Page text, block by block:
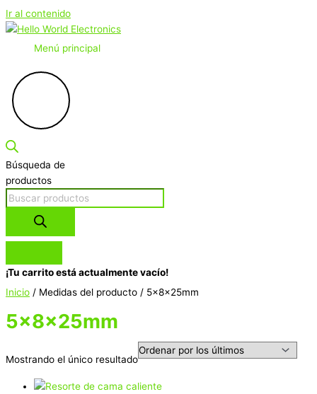
Ir al contenido
Menú principal
Búsqueda de
productos
¡Tu carrito está actualmente vacío!
Inicio / Medidas del producto / 5x8x25mm
5x8x25mm
Mostrando el único resultado